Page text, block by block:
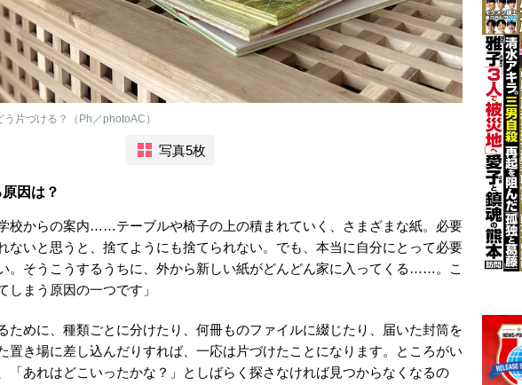
片づける？（Ph／photoAC）
写真5枚
因は？
校からの案内……テーブルや椅子の上の積まれていく、さまざまな紙。必要
ないと思うと、捨てようにも捨てられない。でも、本当に自分にとって必要
。そうこうするうちに、外から新しい紙がどんどん家に入ってくる……。こ
しまう原因の一つです」
ために、種類ごとに分けたり、何冊ものファイルに綴じたり、届いた封筒を
置き場に差し込んだりすれば、一応は片づけたことになります。ところがい
「あれはどこいったかな？」としばらく探さなければ見つからなくなるの